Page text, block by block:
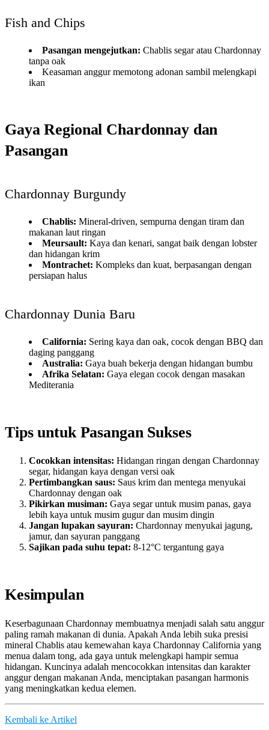
Fish and Chips
Pasangan mengejutkan: Chablis segar atau Chardonnay
tanpa oak
Keasaman anggur memotong adonan sambil melengkapi
ikan
Gaya Regional Chardonnay dan
Pasangan
Chardonnay Burgundy
Chablis: Mineral-driven, sempurna dengan tiram dan
makanan laut ringan
Meursault: Kaya dan kenari, sangat baik dengan lobster
dan hidangan krim
Montrachet: Kompleks dan kuat, berpasangan dengan
persiapan halus
Chardonnay Dunia Baru
California: Sering kaya dan oak, cocok dengan BBQ dan
daging panggang
Australia: Gaya buah bekerja dengan hidangan bumbu
Afrika Selatan: Gaya elegan cocok dengan masakan
Mediterania
Tips untuk Pasangan Sukses
Cocokkan intensitas: Hidangan ringan dengan Chardonnay
segar, hidangan kaya dengan versi oak
Pertimbangkan saus: Saus krim dan mentega menyukai
Chardonnay dengan oak
Pikirkan musiman: Gaya segar untuk musim panas, gaya
lebih kaya untuk musim gugur dan musim dingin
Jangan lupakan sayuran: Chardonnay menyukai jagung,
jamur, dan sayuran panggang
Sajikan pada suhu tepat: 8-12°C tergantung gaya
Kesimpulan
Keserbagunaan Chardonnay membuatnya menjadi salah satu anggur
paling ramah makanan di dunia. Apakah Anda lebih suka presisi
mineral Chablis atau kemewahan kaya Chardonnay California yang
menua dalam tong, ada gaya untuk melengkapi hampir semua
hidangan. Kuncinya adalah mencocokkan intensitas dan karakter
anggur dengan makanan Anda, menciptakan pasangan harmonis
yang meningkatkan kedua elemen.
Kembali ke Artikel